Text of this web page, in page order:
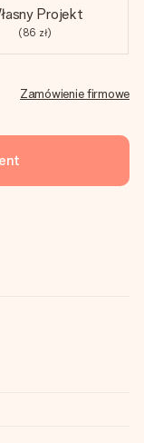
Projekt
(86 zł)
Zamówienie firmowe